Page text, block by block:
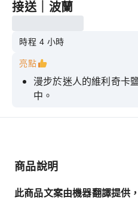
接送｜波蘭
時程 4 小時
亮點
漫步於迷人的維利奇卡
中。
參加 2.5 小時的導覽遊
從您的住處接您，讓您
享受往返接送的便利，
商品說明
此商品文案由機器翻譯提供